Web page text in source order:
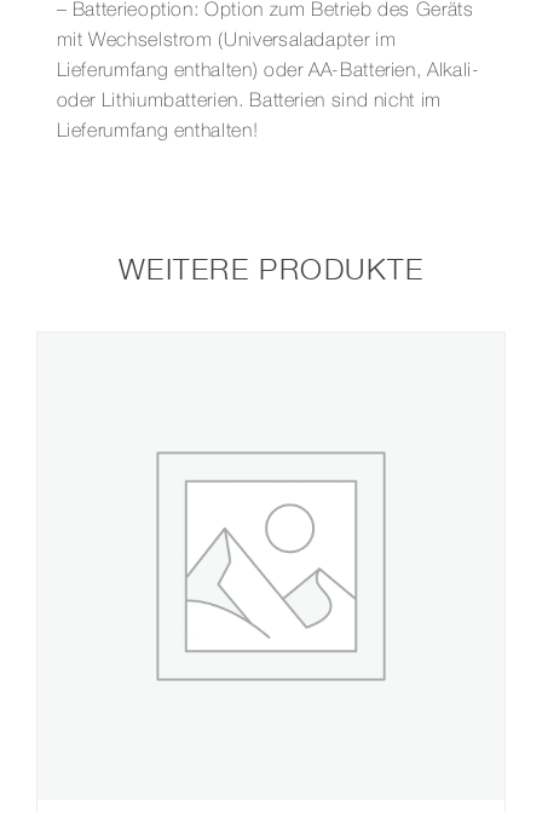
– Batterieoption: Option zum Betrieb des Geräts
mit Wechselstrom (Universaladapter im
Lieferumfang enthalten) oder AA-Batterien, Alkali-
oder Lithiumbatterien. Batterien sind nicht im
Lieferumfang enthalten!
WEITERE PRODUKTE